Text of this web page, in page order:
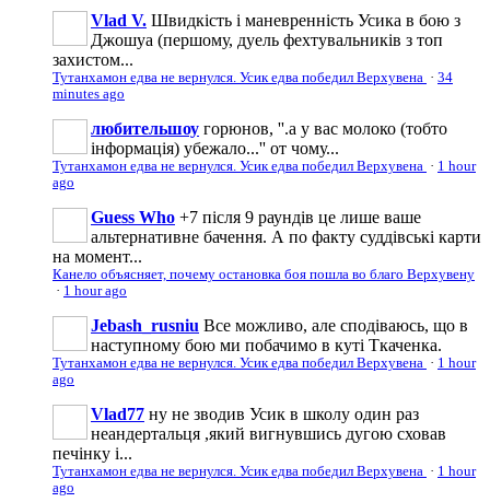
Vlad V. Швидкість і маневренність Усика в бою з
Джошуа (першому, дуель фехтувальників з топ
захистом...
Тутанхамон едва не вернулся. Усик едва победил Верхувена · 34
minutes ago
любительшоу горюнов, ''.а у вас молоко (тобто
інформація) убежало...'' от чому...
Тутанхамон едва не вернулся. Усик едва победил Верхувена · 1 hour
ago
Guess Who +7 після 9 раундів це лише ваше
альтернативне бачення. А по факту суддівські карти
на момент...
Канело объясняет, почему остановка боя пошла во благо Верхувену
· 1 hour ago
Jebash_rusniu Все можливо, але сподіваюсь, що в
наступному бою ми побачимо в куті Ткаченка.
Тутанхамон едва не вернулся. Усик едва победил Верхувена · 1 hour
ago
Vlad77 ну не зводив Усик в школу один раз
неандертальця ,який вигнувшись дугою сховав
печінку і...
Тутанхамон едва не вернулся. Усик едва победил Верхувена · 1 hour
ago